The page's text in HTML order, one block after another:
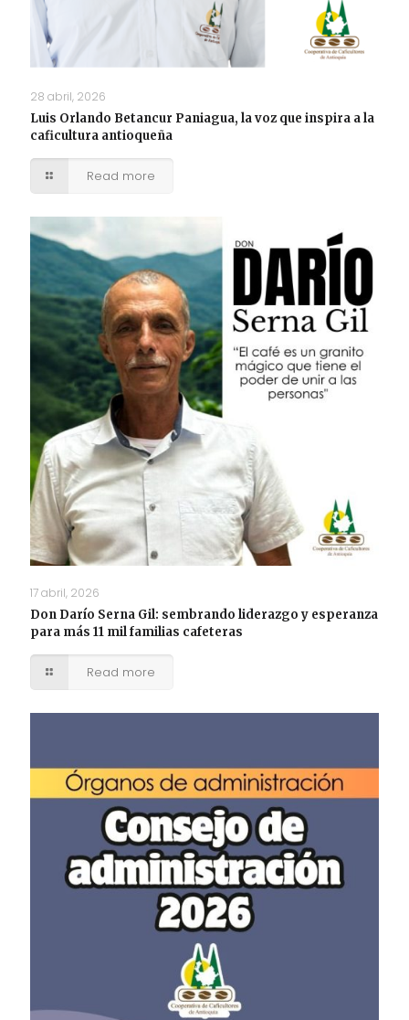
28 abril, 2026
Luis Orlando Betancur Paniagua, la voz que inspira a la
caficultura antioqueña
Read more
17 abril, 2026
Don Darío Serna Gil: sembrando liderazgo y esperanza
para más 11 mil familias cafeteras
Read more